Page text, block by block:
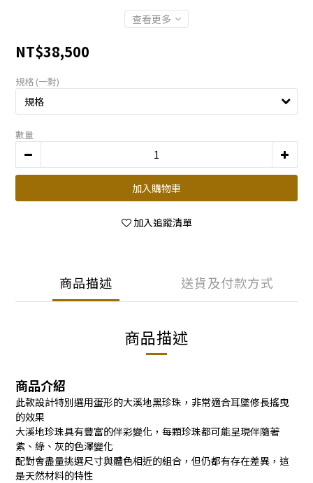
查看更多
NT$38,500
規格 (一對)
數量
加入購物車
加入追蹤清單
商品描述 送貨及付款方式
商品描述
商品介紹
此款設計特別選用蛋形的大溪地黑珍珠，非常適合耳墜修長搖曳
的效果
大溪地珍珠具有豐富的伴彩變化，每顆珍珠都可能呈現伴隨著
紫、綠、灰的色澤變化
配對會盡量挑選尺寸與體色相近的組合，但仍都有存在差異，這
是天然材料的特性